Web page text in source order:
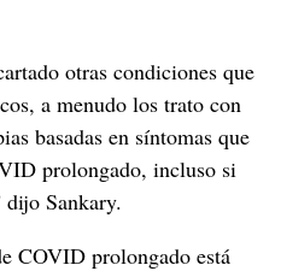
otras condiciones que
a menudo los trato con
basadas en síntomas que
prolongado, incluso si
dijo Sankary.
COVID prolongado está